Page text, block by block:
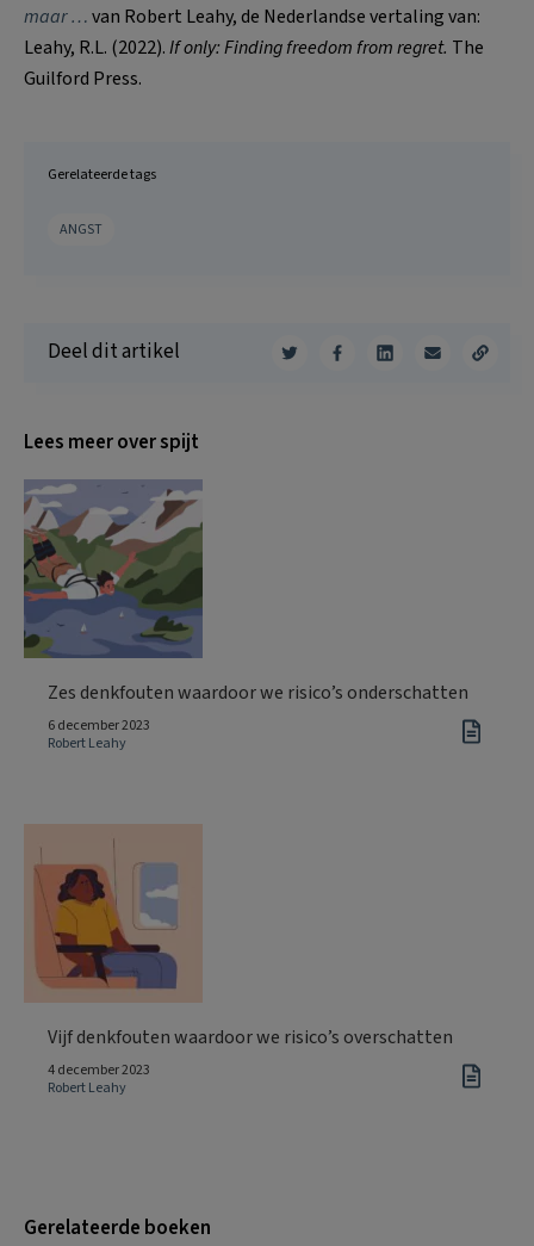
maar …van Robert Leahy, de Nederlandse vertaling van:
Leahy, R.L. (2022).If only: Finding freedom from regret. The
Guilford Press.
Gerelateerde tags
ANGST
Deel dit artikel
Lees meer over spijt
Zes denkfouten waardoor we risico’s onderschatten
6 december 2023
Robert Leahy
Vijf denkfouten waardoor we risico’s overschatten
4 december 2023
Robert Leahy
Gerelateerde boeken